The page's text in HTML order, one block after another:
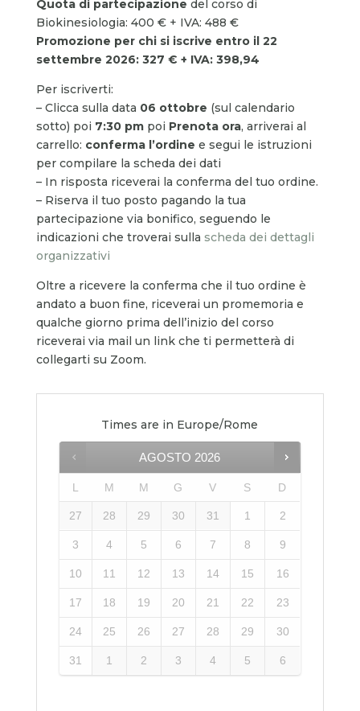
Quota di partecipazione del corso di
Biokinesiologia: 400 € + IVA: 488 €
Promozione per chi si iscrive entro il 22
settembre 2026: 327 € + IVA: 398,94
Per iscriverti:
– Clicca sulla data 06 ottobre (sul calendario
sotto) poi 7:30 pmpoi Prenota ora, arriverai al
carrello: conferma l’ordine e segui le istruzioni
per compilare la scheda dei dati
– In risposta riceverai la conferma del tuo ordine.
– Riserva il tuo posto pagando la tua
partecipazione via bonifico, seguendo le
indicazioni che troverai sulla scheda dei dettagli
organizzativi
Oltre a ricevere la conferma che il tuo ordine è
andato a buon fine, riceverai un promemoria e
qualche giorno prima dell’inizio del corso
riceverai via mail un link che ti permetterà di
collegarti su Zoom.
Times are in Europe/Rome
AGOSTO 2026
L M M G V S D
27 28 29 30 31 1 2
3 4 5 6 7 8 9
10 11 12 13 14 15 16
17 18 19 20 21 22 23
24 25 26 27 28 29 30
31 1 2 3 4 5 6